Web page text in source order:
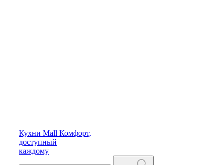
Кухни Mall Комфорт,
доступный
каждому